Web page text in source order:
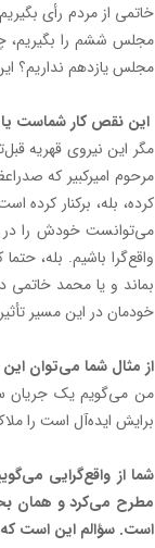
خاتمی از مردم رأی
مجلس یازدهم نداریم؟
این نقص کار شماست یا
مگر این نیروی قهریه
مرحوم امیرکبیر که
کرده، بله، برکنار کرده
می‌توانست خودش را در
واقع‌گرا باشیم. بله،
بماند و یا محمد خاتمی
خودمان در این مسیر
از مثال شما می‌توان
من می‌گویم یک جریان
برایش ایده‌آل است را
شما از واقع‌گرایی
مطرح می‌کرد و همان
است. سؤالم این است که